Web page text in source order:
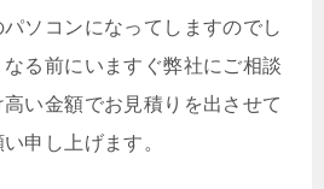
ソコンになってしますのでし
る前にいますぐ弊社にご相談
い金額でお見積りを出させて
申し上げます。